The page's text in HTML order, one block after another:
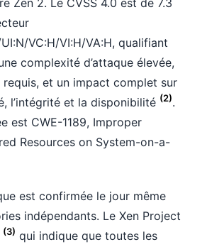
VC:H/VI:H/VA:H, qualifiant
complexité d’attaque élevée,
requis, et un impact complet sur
l’intégrité et la disponibilité (2).
est CWE-1189, Improper
Resources on System-on-a-
est confirmée le jour même
indépendants. Le Xen Project
(3) qui indique que toutes les